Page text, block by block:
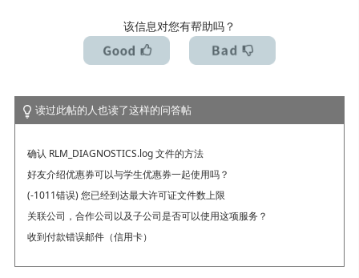
该信息对您有帮助吗？
读过此帖的人也读了这样的问答帖
确认 RLM_DIAGNOSTICS.log 文件的方法
好友介绍优惠券可以与学生优惠券一起使用吗？
(-1011错误) 您已经到达最大许可证文件数上限
关联公司，合作公司以及子公司是否可以使用这项服务？
收到付款错误邮件（信用卡）